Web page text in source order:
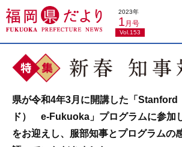
2023年
1月号
Vol.153
県が令和4年3月に開講した「Stanford
ド） e-Fukuoka」プログラムに参加
をお迎えし、服部知事とプログラムの